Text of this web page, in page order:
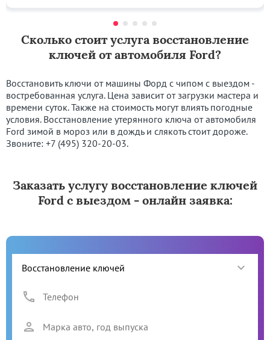
Сколько стоит услуга восстановление
ключей от автомобиля Ford?
Восстановить ключи от машины Форд с чипом с выездом -
востребованная услуга. Цена зависит от загрузки мастера и
времени суток. Также на стоимость могут влиять погодные
условия. Восстановление утерянного ключа от автомобиля
Ford зимой в мороз или в дождь и слякоть стоит дороже.
Звоните: +7 (495) 320-20-03.
Заказать услугу восстановление ключей
Ford с выездом - онлайн заявка: